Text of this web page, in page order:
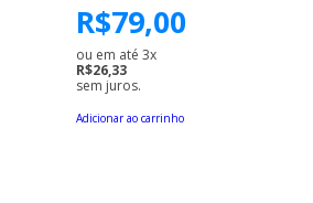
R$79,00
ou em até 3x
R$26,33
sem juros.
Adicionar ao carrinho